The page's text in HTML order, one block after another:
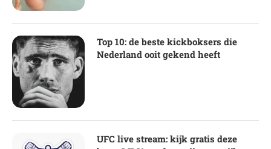
Top 10: de beste kickboksers die
Nederland ooit gekend heeft
UFC live stream: kijk gratis deze